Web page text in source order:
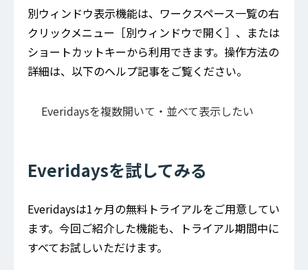
別ウィンドウ表示機能は、ワークスペース一覧の右
クリックメニュー［別ウィンドウで開く］、または
ショートカットキーから利用できます。操作方法の
詳細は、以下のヘルプ記事をご覧ください。
Everidaysを複数開いて・並べて表示したい
Everidaysを試してみる
Everidaysは1ヶ月の無料トライアルをご用意してい
ます。今回ご紹介した機能も、トライアル期間中に
すべてお試しいただけます。